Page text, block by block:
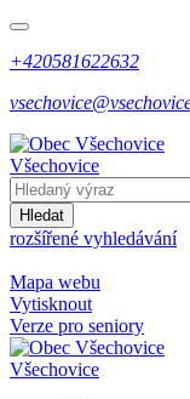
+420581622632
Všechovice
Hledat
rozšířené vyhledávání
Mapa webu
Vytisknout
Verze pro seniory
Všechovice